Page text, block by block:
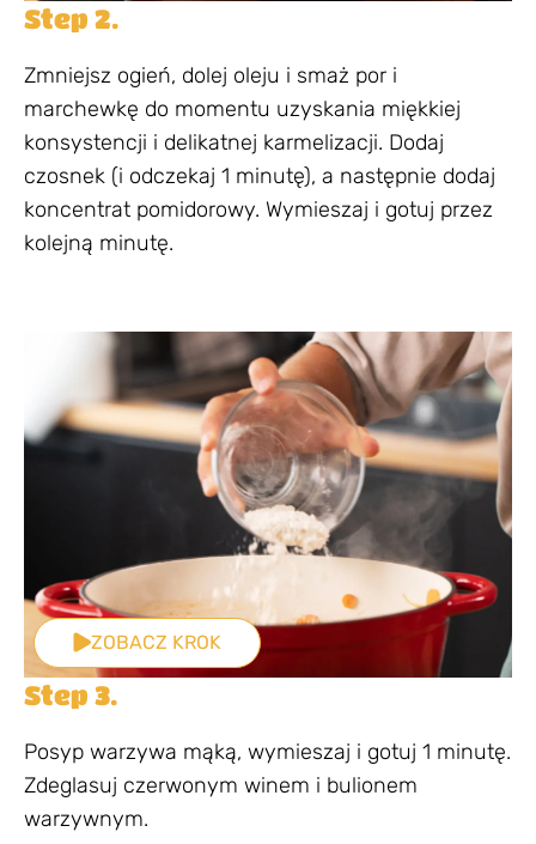
Step 2.
Zmniejsz ogień, dolej oleju i smaż por i
marchewkę do momentu uzyskania miękkiej
konsystencji i delikatnej karmelizacji. Dodaj
czosnek (i odczekaj 1 minutę), a następnie dodaj
koncentrat pomidorowy. Wymieszaj i gotuj przez
kolejną minutę.
ZOBACZ KROK
Step 3.
Posyp warzywa mąką, wymieszaj i gotuj 1 minutę.
Zdeglasuj czerwonym winem i bulionem
warzywnym.